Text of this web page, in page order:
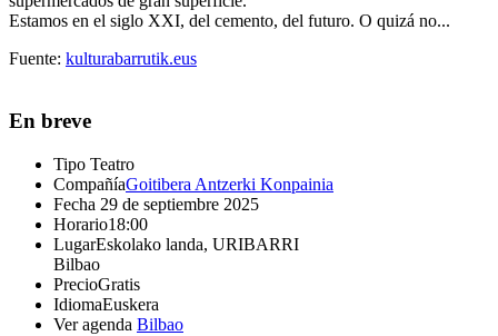
Estamos en el siglo XXI, del cemento, del futuro. O quizá no...
Fuente: kulturabarrutik.eus
En breve
Tipo Teatro
CompañíaGoitibera Antzerki Konpainia
Fecha 29 de septiembre 2025
Horario18:00
LugarEskolako landa, URIBARRI
Bilbao
PrecioGratis
IdiomaEuskera
Ver agenda Bilbao